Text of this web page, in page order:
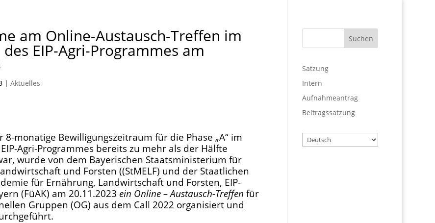
am Online-Austausch-Treffen im
EIP-Agri-Programmes am
|Aktuelles
8-monatige Bewilligungszeitraum für die Phase „A“ im
Agri-Programmes bereits zu mehr als der Hälfte
wurde von dem Bayerischen Staatsministerium für
und Forsten ((StMELF) und der Staatlichen
für Ernährung, Landwirtschaft und Forsten, EIP-
(FüAK) am 20.11.2023 ein Online – Austausch-Treffenfür
Gruppen (OG) aus dem Call 2022 organisiert und
Satzung
Intern
Aufnahmeantrag
Beitragssatzung
Wählen
Sie